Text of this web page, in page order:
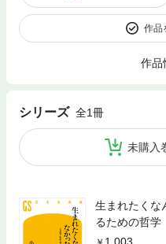
作品
作品
シリーズ 全1冊
未購入
生まれたく
るための哲学